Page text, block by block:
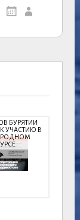
БУРЯТИИ
УЧАСТИЮ В